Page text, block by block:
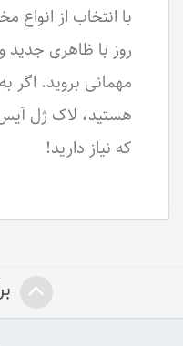
با انتخاب از انواع
روز با ظاهری
مهمانی بروید. اگر
هستید، لاک ژل
که نیاز دارید!